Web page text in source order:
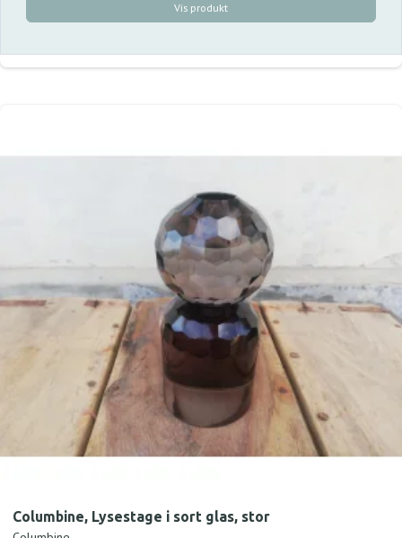
Vis produkt
Columbine, Lysestage i sort glas, stor